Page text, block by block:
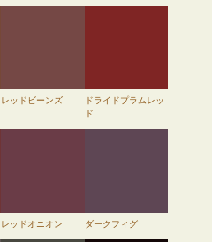
レッドビーンズ
ドライドプラムレッ
ド
レッドオニオン ダークフィグ